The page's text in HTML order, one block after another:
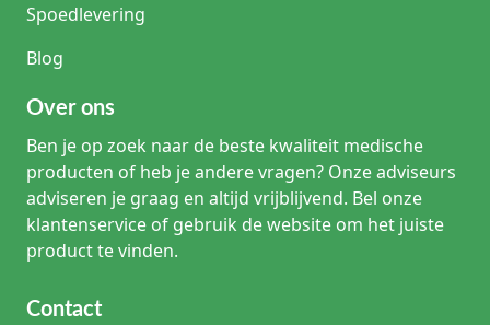
Spoedlevering
Blog
Over ons
Ben je op zoek naar de beste kwaliteit medische
producten of heb je andere vragen? Onze adviseurs
adviseren je graag en altijd vrijblijvend. Bel onze
klantenservice of gebruik de website om het juiste
product te vinden.
Contact